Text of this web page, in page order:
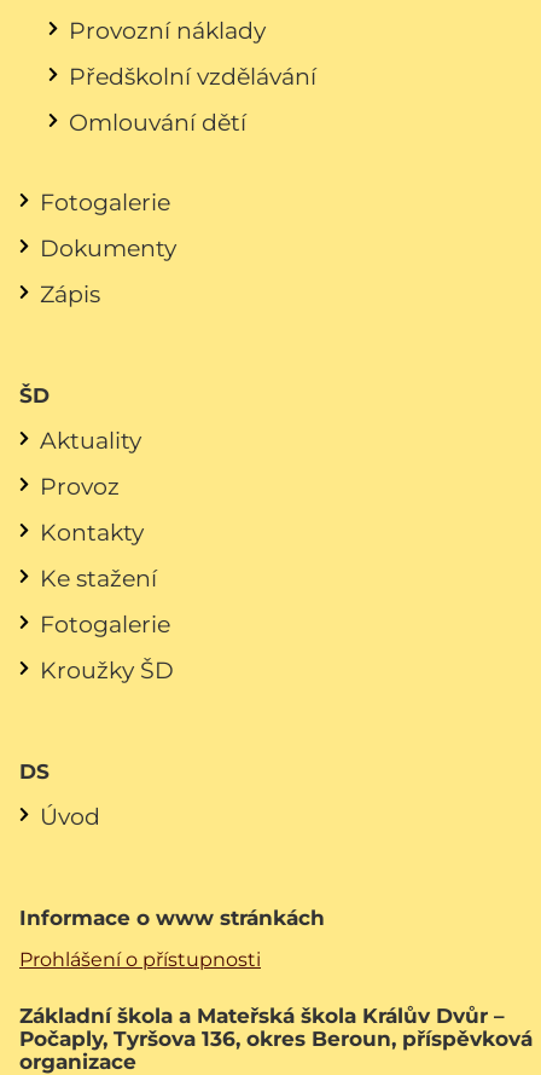
Provozní náklady
Předškolní vzdělávání
Omlouvání dětí
Fotogalerie
Dokumenty
Zápis
ŠD
Aktuality
Provoz
Kontakty
Ke stažení
Fotogalerie
Kroužky ŠD
DS
Úvod
Informace o www stránkách
Prohlášení o přístupnosti
Základní škola a Mateřská škola Králův Dvůr –
Počaply, Tyršova 136, okres Beroun, příspěvková
organizace